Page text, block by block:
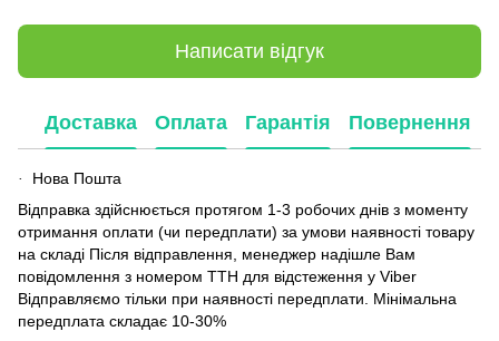
Написати відгук
Доставка Оплата Гарантія Повернення
·
Нова Пошта
Відправка здійснюється протягом 1-3 робочих днів з моменту
отримання оплати (чи передплати) за умови наявності товару
на складі Після відправлення, менеджер надішле Вам
повідомлення з номером ТТН для відстеження у Viber
Відправляємо тільки при наявності передплати. Мінімальна
передплата складає 10-30%